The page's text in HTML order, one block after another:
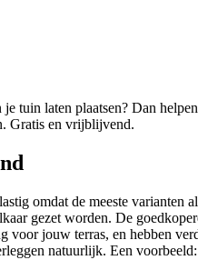
je tuin laten plaatsen? Dan
Gratis en vrijblijvend.
omdat de meeste
gezet worden. De
voor jouw terras, en hebben
natuurlijk. Een voorbeeld: